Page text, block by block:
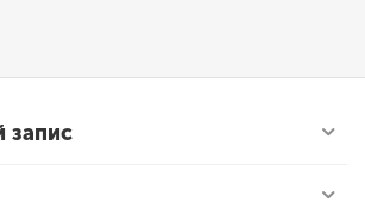
запис